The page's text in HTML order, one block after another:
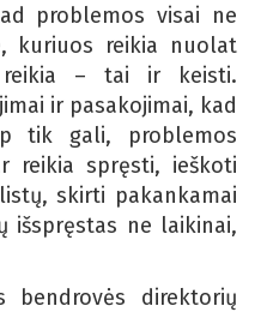
problemos visai ne
kuriuos reikia nuolat
– tai ir keisti.
ir pasakojimai, kad
tik gali, problemos
reikia spręsti, ieškoti
skirti pakankamai
išspręstas ne laikinai,
direktorių